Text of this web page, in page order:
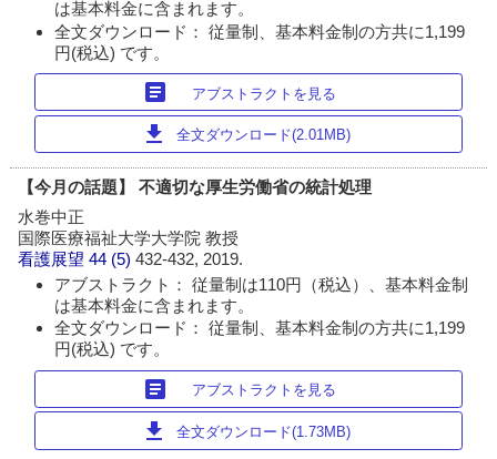
は基本料金に含まれます。
全文ダウンロード： 従量制、基本料金制の方共に1,199
円(税込) です。
article アブストラクトを見る
download 全文ダウンロード(2.01MB)
【今月の話題】 不適切な厚生労働省の統計処理
水巻中正
国際医療福祉大学大学院 教授
看護展望 44 (5)432-432, 2019.
アブストラクト： 従量制は110円（税込）、基本料金制
は基本料金に含まれます。
全文ダウンロード： 従量制、基本料金制の方共に1,199
円(税込) です。
article アブストラクトを見る
download 全文ダウンロード(1.73MB)